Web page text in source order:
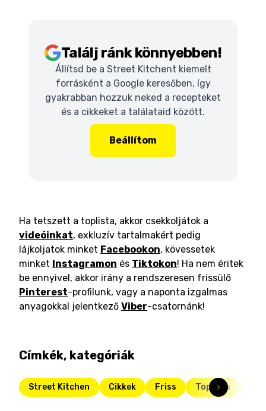
Találj ránk könnyebben!
Állítsd be a Street Kitchent kiemelt
forrásként a Google keresőben, így
gyakrabban hozzuk neked a recepteket
és a cikkeket a találataid között.
Beállítom
Ha tetszett a toplista, akkor csekkoljátok a
videóinkat, exkluzív tartalmakért pedig
lájkoljatok minket Facebookon, kövessetek
minket Instagramon és Tiktokon! Ha nem éritek
be ennyivel, akkor irány a rendszeresen frissülő
Pinterest-profilunk, vagy a naponta izgalmas
anyagokkal jelentkező Viber-csatornánk!
Címkék, kategóriák
Street Kitchen Cikkek Friss Toplista